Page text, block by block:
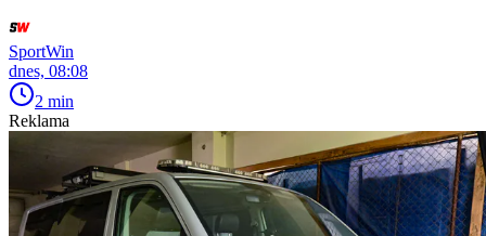
SportWin
dnes, 08:08
2 min
Reklama